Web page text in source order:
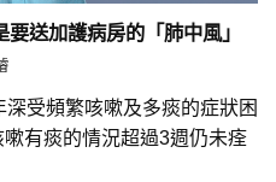
送加護病房的「肺中風」
受頻繁咳嗽及多痰的症狀困
有痰的情況超過3週仍未痊